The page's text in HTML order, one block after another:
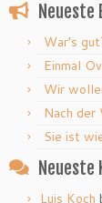
Neueste
War’s
Einmal
Wir
Nach
Sie ist
Neueste
Luis Koch